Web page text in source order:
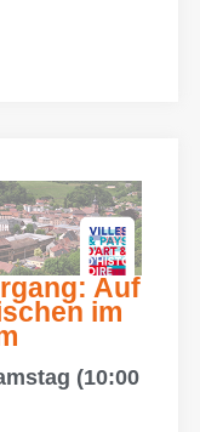
Auf
im
(10:00